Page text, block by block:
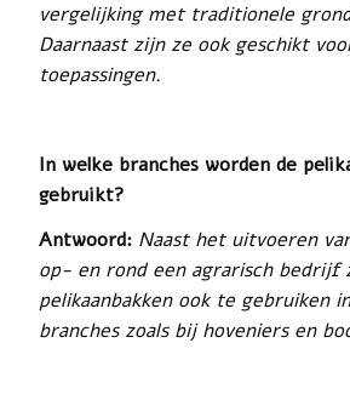
vergelijking met traditionele
Daarnaast zijn ze ook geschikt
toepassingen.
In welke branches worden de
gebruikt?
Antwoord: Naast het uitvoeren
op- en rond een agrarisch bedrijf
pelikaanbakken ook te gebruiken
branches zoals bij hoveniers en